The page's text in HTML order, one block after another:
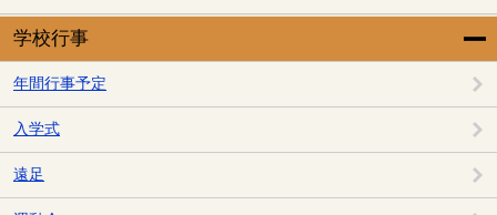
学校行事
年間行事予定
入学式
遠足